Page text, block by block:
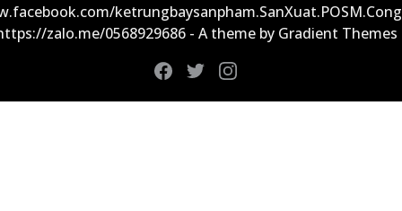
zalo.me/0568929686 - A theme by Gradient